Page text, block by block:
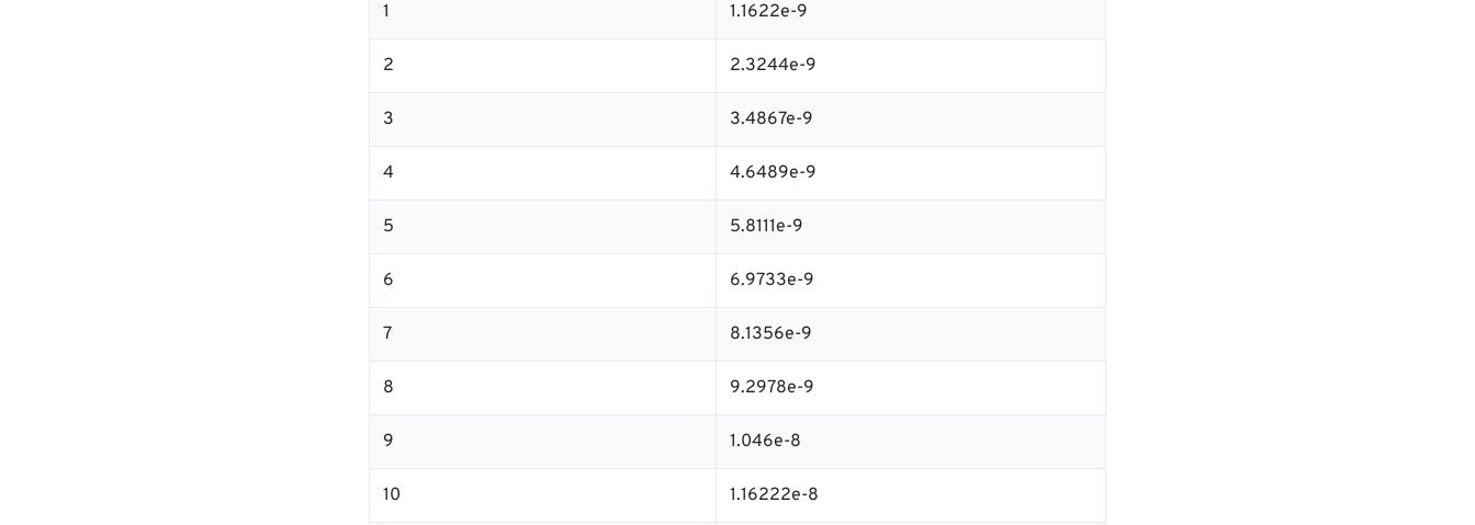
1 1.1622e-9
2 2.3244e-9
3 3.4867e-9
4 4.6489e-9
5 5.8111e-9
6 6.9733e-9
7 8.1356e-9
8 9.2978e-9
9 1.046e-8
10 1.16222e-8